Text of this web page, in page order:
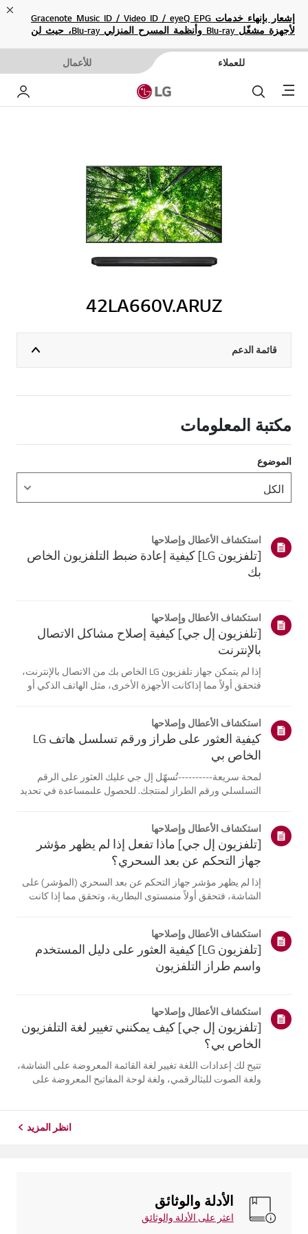
إشعار بإنهاء خدمات Gracenote Music ID / Video ID / eyeQ EPG
لأجهزة مشغّل Blu-ray وأنظمة المسرح المنزلي Blu-ray، حيث لن
للعملاء للأعمال
Menu بحث
42LA660V.ARUZ
قائمة الدعم
مكتبة المعلومات
الموضوع
استكشاف الأعطال وإصلاحها
[تلفزيون LG] كيفية إعادة ضبط التلفزيون الخاص
بك
استكشاف الأعطال وإصلاحها
[تلفزيون إل جي] كيفية إصلاح مشاكل الاتصال
بالإنترنت
إذا لم يتمكن جهاز تلفزيون LG الخاص بك من الاتصال بالإنترنت،
فتحقق أولاً مما إذاكانت الأجهزة الأخرى، مثل الهاتف الذكي أو
تكمن في جها...
استكشاف الأعطال وإصلاحها
كيفية العثور على طراز ورقم تسلسل هاتف LG
الخاص بي
لمحة سريعة----------تُسهّل إل جي عليك العثور على الرقم
التسلسلي ورقم الطراز لمنتجك. للحصول علىمساعدة في تحديد
تختلف الصور أو ا...
استكشاف الأعطال وإصلاحها
[تلفزيون إل جي] ماذا تفعل إذا لم يظهر مؤشر
جهاز التحكم عن بعد السحري؟
إذا لم يظهر مؤشر جهاز التحكم عن بعد السحري (المؤشر) على
الشاشة، فتحقق أولاً منمستوى البطارية، وتحقق مما إذا كانت
التلفزيون. أعد تسج...
استكشاف الأعطال وإصلاحها
[تلفزيون LG] كيفية العثور على دليل المستخدم
واسم طراز التلفزيون
استكشاف الأعطال وإصلاحها
[تلفزيون إل جي] كيف يمكنني تغيير لغة التلفزيون
الخاص بي؟
تتيح لك إعدادات اللغة تغيير لغة القائمة المعروضة على الشاشة،
ولغة الصوت للبثالرقمي، ولغة لوحة المفاتيح المعروضة على
انظر المزيد
الأدلة والوثائق
اعثر على الأدلة والوثائق